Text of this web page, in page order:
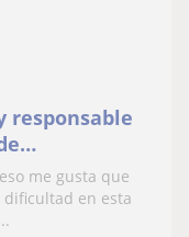
responsable
ciencias
segundo de
apoyo
me gusta que
en esta